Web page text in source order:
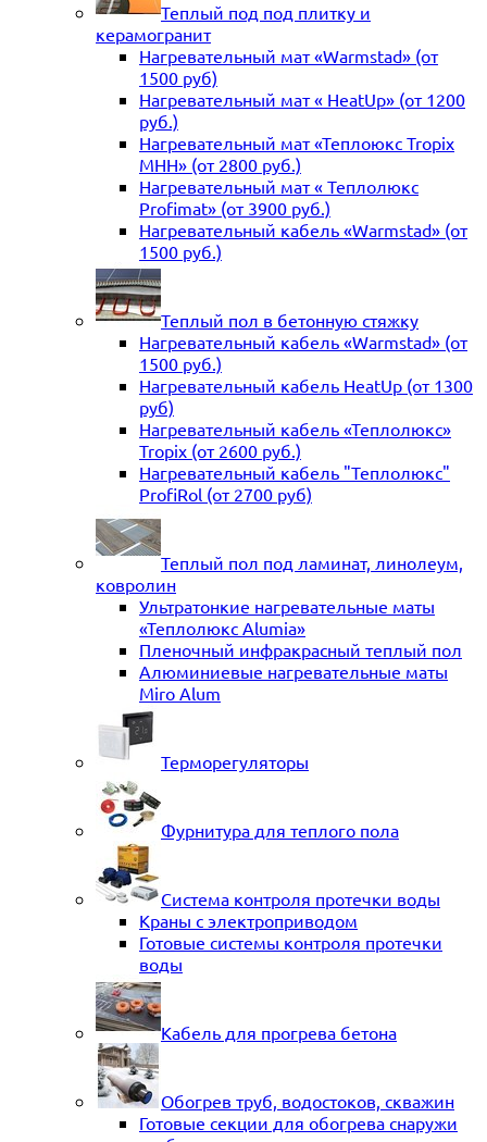
Теплый под под плитку и
керамогранит
Нагревательный мат «Warmstad» (от
1500 руб)
Нагревательный мат « HeatUp» (от 1200
руб.)
Нагревательный мат «Теплоюкс Tropix
MHH» (от 2800 руб.)
Нагревательный мат « Теплолюкс
Profimat» (от 3900 руб.)
Нагревательный кабель «Warmstad» (от
1500 руб.)
Теплый пол в бетонную стяжку
Нагревательный кабель «Warmstad» (от
1500 руб.)
Нагревательный кабель HeatUp (от 1300
руб)
Нагревательный кабель «Теплолюкс»
Tropix (от 2600 руб.)
Нагревательный кабель "Теплолюкс"
ProfiRol (от 2700 руб)
Теплый пол под ламинат, линолеум,
ковролин
Ультратонкие нагревательные маты
«Теплолюкс Alumia»
Пленочный инфракрасный теплый пол
Алюминиевые нагревательные маты
Miro Alum
Терморегуляторы
Фурнитура для теплого пола
Система контроля протечки воды
Краны с электроприводом
Готовые системы контроля протечки
воды
Кабель для прогрева бетона
Обогрев труб, водостоков, скважин
Готовые секции для обогрева снаружи